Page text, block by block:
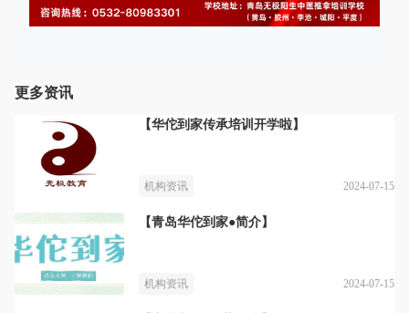
更多资讯
【华佗到家传承培训开学啦】
机构资讯 2024-07-15
【青岛华佗到家●简介】
机构资讯 2024-07-15